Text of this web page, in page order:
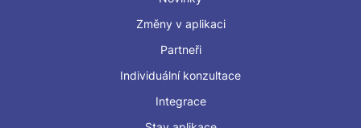
Změny v aplikaci
Partneři
Individuální konzultace
Integrace